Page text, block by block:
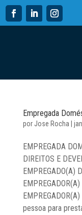
Empregada
por Jose Rocha
EMPREGADA
DIREITOS E
EMPREGADO(A)
pessoa para